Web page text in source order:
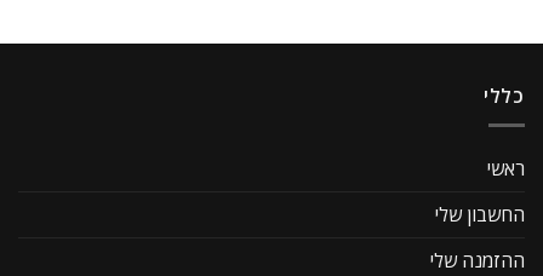
כללי
ראשי
החשבון שלי
ההזמנה שלי